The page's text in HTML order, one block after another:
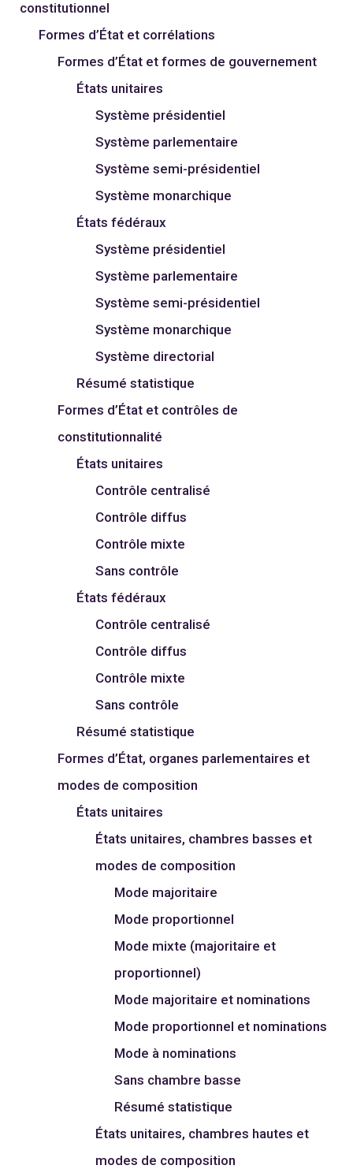
constitutionnel
Formes d’État et corrélations
Formes d’État et formes de gouvernement
États unitaires
Système présidentiel
Système parlementaire
Système semi-présidentiel
Système monarchique
États fédéraux
Système présidentiel
Système parlementaire
Système semi-présidentiel
Système monarchique
Système directorial
Résumé statistique
Formes d’État et contrôles de
constitutionnalité
États unitaires
Contrôle centralisé
Contrôle diffus
Contrôle mixte
Sans contrôle
États fédéraux
Contrôle centralisé
Contrôle diffus
Contrôle mixte
Sans contrôle
Résumé statistique
Formes d’État, organes parlementaires et
modes de composition
États unitaires
États unitaires, chambres basses et
modes de composition
Mode majoritaire
Mode proportionnel
Mode mixte (majoritaire et
proportionnel)
Mode majoritaire et nominations
Mode proportionnel et nominations
Mode à nominations
Sans chambre basse
Résumé statistique
États unitaires, chambres hautes et
modes de composition